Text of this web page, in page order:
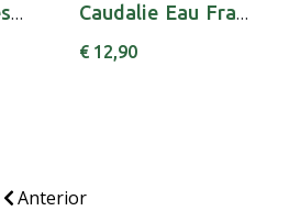
Caudalie Eau Des Vignes Gel Duche 200ml Caudalie Eau Fraiche Fdv 30Ml
€ 12,90
Anterior